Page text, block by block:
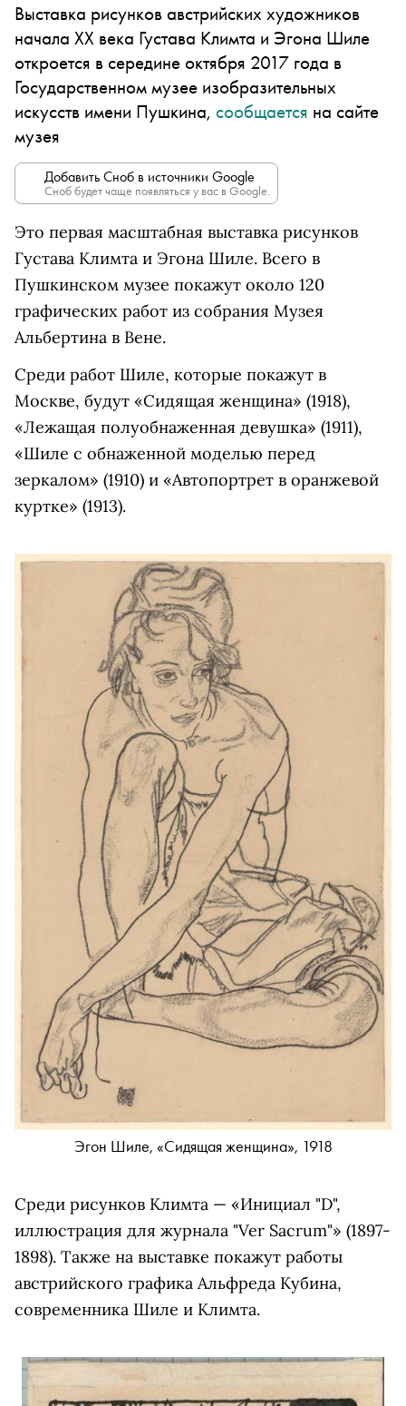
Выставка рисунков австрийских художников
начала XX века Густава Климта и Эгона Шиле
откроется в середине октября 2017 года в
Государственном музее изобразительных
искусств имени Пушкина, сообщается на сайте
музея
Добавить Сноб в источники Google
Сноб будет чаще появляться у вас в Google.
Это первая масштабная выставка рисунков
Густава Климта и Эгона Шиле. Всего в
Пушкинском музее покажут около 120
графических работ из собрания Музея
Альбертина в Вене.
Среди работ Шиле, которые покажут в
Москве, будут «Сидящая женщина» (1918),
«Лежащая полуобнаженная девушка» (1911),
«Шиле с обнаженной моделью перед
зеркалом» (1910) и «Автопортрет в оранжевой
куртке» (1913).
Эгон Шиле, «Сидящая женщина», 1918
Среди рисунков Климта — «Инициал "D",
иллюстрация для журнала "Ver Sacrum"» (1897-
1898). Также на выставке покажут работы
австрийского графика Альфреда Кубина,
современника Шиле и Климта.